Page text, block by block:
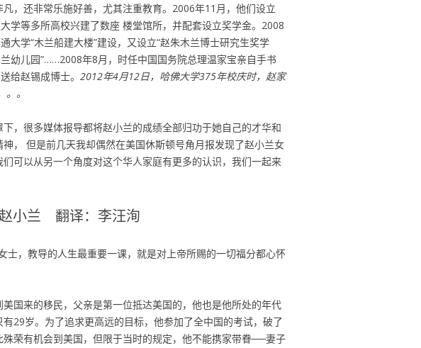
，还非常乐施好善，尤其注重教育。2006年11月，他们设立
学等多所高校兴建了数座 楼堂馆所，并配套设立奖学金。2008
大学“木兰船建大楼”建设，又设立“赵朱木兰博士研究生奖学
幼儿园”……2008年8月，时任中国国务院总理温家宝亲自手书
给赵锡成博士。 2012年4月12日，哈佛大学375年校庆时，赵家
。
，很多媒体报导都将赵小兰的成绩全部归功于她自己的才华和
， 但是前几天我却偶然在美国休斯顿号角月报发现了赵小兰女
可以从另一个角度对这个华人家庭有更多的认识，我们一起来
小兰 翻译：李汪洵
，教导的人生最重要一课，就是对上帝所赐的一切福分都心怀
国来的移民，父亲是第一位抵达美国的，他也是他所处的年代
29岁。为了追求更高远的目标，他参加了全中国的考试，破了
荣有机会到美国，但限于当时的规定，他不能携家带眷──妻子